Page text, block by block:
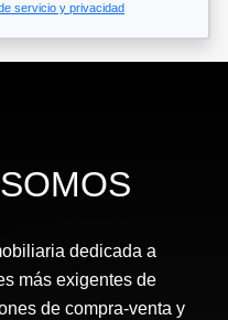
servicio y privacidad
dedicada a
más exigentes de
de compra-venta y